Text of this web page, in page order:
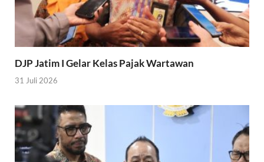
DJP Jatim I Gelar Kelas Pajak Wartawan
31 Juli 2026